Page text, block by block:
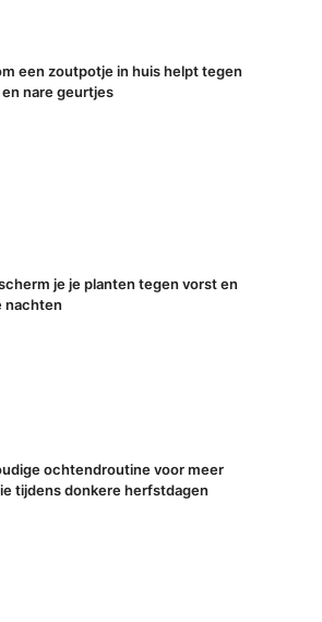
een zoutpotje in huis helpt tegen
nare geurtjes
je je planten tegen vorst en
nachten
ochtendroutine voor meer
tijdens donkere herfstdagen